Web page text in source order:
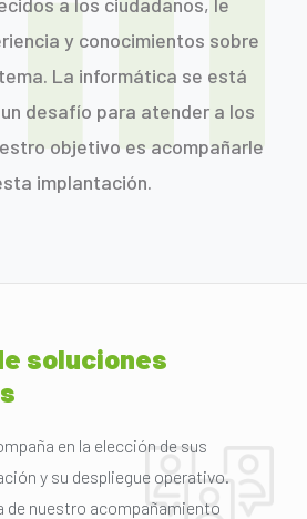
y conocimientos sobre
La informática se está
desafío para atender a los
objetivo es acompañarle
implantación.
soluciones
en la elección de sus
y su despliegue operativo.
de nuestro acompañamiento